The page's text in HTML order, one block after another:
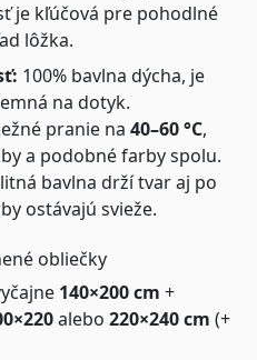
je kľúčová pre pohodlné
lôžka.
100% bavlna dýcha, je
na dotyk.
pranie na 40–60 °C,
a podobné farby spolu.
bavlna drží tvar aj po
ostávajú svieže.
obliečky
140×200 cm +
alebo 220×240 cm (+